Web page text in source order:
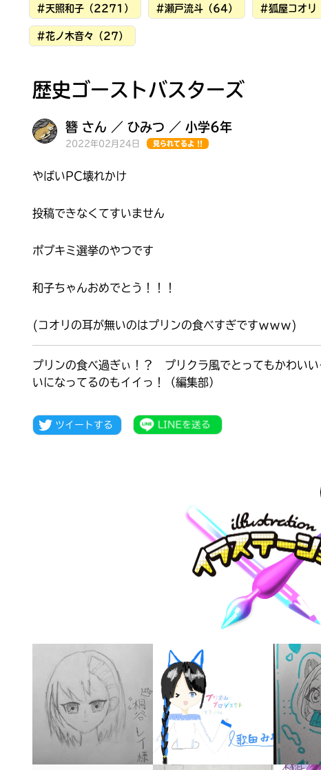
書店に届いた
みんなからのお手紙が
読める
キーワードから探
歴史ゴーストバスターズ
#天照和子（2271） #瀬戸流斗（64） #狐屋コオリ
#花ノ木音々（27）
簪 さん ／ ひみつ ／ 小学6年
2022年02月24日 見られてるよ !!
やばいPC壊れかけ
投稿できなくてすいません
ポプキミ選挙のやつです
和子ちゃんおめでとう！！！
(コオリの耳が無いのはプリンの食べすぎですｗｗｗ)
プリンの食べ過ぎぃ！？ プリクラ風でとってもかわい
いになってるのもイイっ！（編集部）